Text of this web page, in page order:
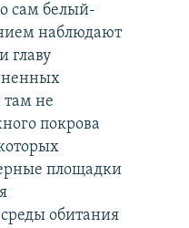
сам белый-
наблюдают
главу
там не
покрова
площадки
обитания